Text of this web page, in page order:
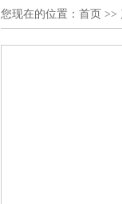
您现在的位置： 首页 >>